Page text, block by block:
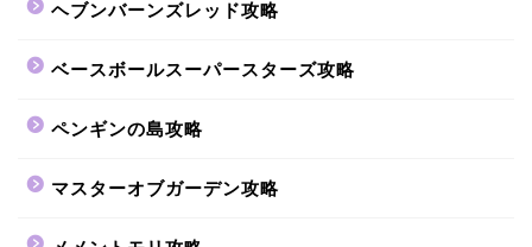
ヘブンバーンズレッド攻略
ベースボールスーパースターズ攻略
ペンギンの島攻略
マスターオブガーデン攻略